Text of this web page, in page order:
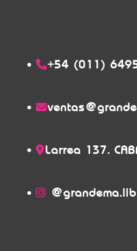
+54 (011)
Larrea 137.